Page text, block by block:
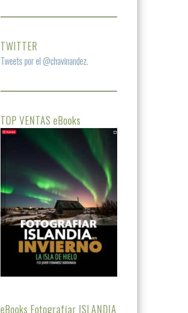
TWITTER
Tweets por el @chavinandez.
TOP VENTAS eBooks
eBooks Fotografiar ISLANDIA